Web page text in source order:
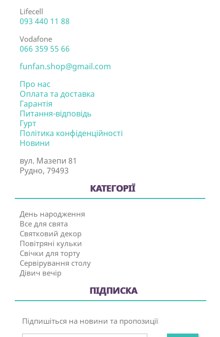
Lifecell
093 440 11 88
Vodafone
066 359 55 66
funfan.shop@gmail.com
Про нас
Оплата та доставка
Гарантія
Питання-відповідь
Гурт
Політика конфіденційності
Новини
вул. Мазепи 81
Рудно, 79493
КАТЕГОРІЇ
День народження
Все для свята
Святковий декор
Повітряні кульки
Свічки для торту
Сервірування столу
Дівич вечір
ПІДПИСКА
Підпишіться на новини та пропозиції